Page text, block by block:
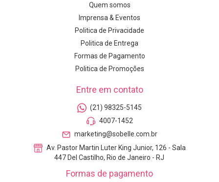
Quem somos
Imprensa & Eventos
Politica de Privacidade
Politica de Entrega
Formas de Pagamento
Politica de Promoções
Entre em contato
(21) 98325-5145
4007-1452
marketing@sobelle.com.br
Av. Pastor Martin Luter King Junior, 126 - Sala
447 Del Castilho, Rio de Janeiro - RJ
Formas de pagamento